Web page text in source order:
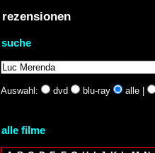
rezensionen
suche
Auswahl: dvd blu-ray alle |
alle filme